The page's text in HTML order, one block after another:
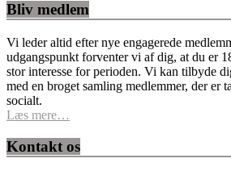
Bliv medlem
Vi leder altid efter nye engagerede
udgangspunkt forventer vi af dig, at du er
stor interesse for perioden. Vi kan tilbyde
med en broget samling medlemmer, der er
socialt.
Læs mere…
Kontakt os